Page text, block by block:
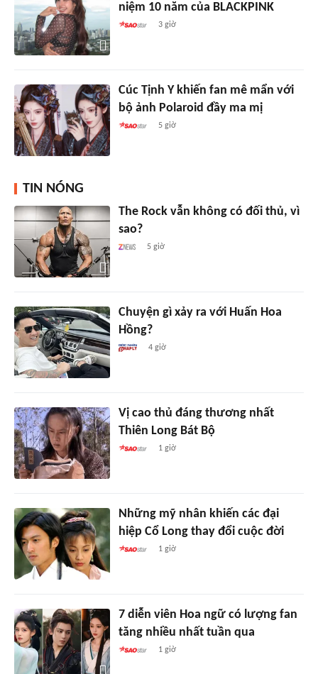
niệm 10 năm của BLACKPINK
3 giờ
Cúc Tịnh Y khiến fan mê mẩn với
bộ ảnh Polaroid đầy ma mị
5 giờ
TIN NÓNG
The Rock vẫn không có đối thủ, vì
sao?
5 giờ
Chuyện gì xảy ra với Huấn Hoa
Hồng?
4 giờ
Vị cao thủ đáng thương nhất
Thiên Long Bát Bộ
1 giờ
Những mỹ nhân khiến các đại
hiệp Cổ Long thay đổi cuộc đời
1 giờ
7 diễn viên Hoa ngữ có lượng fan
tăng nhiều nhất tuần qua
1 giờ